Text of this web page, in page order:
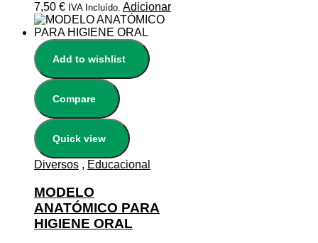
7,50 € IVA Incluído. Adicionar
Add to wishlist
Compare
Quick view
Diversos , Educacional
MODELO
ANATÓMICO PARA
HIGIENE ORAL